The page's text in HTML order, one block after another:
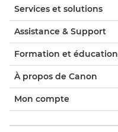
Services et solutions
Assistance & Support
Formation et éducation
À propos de Canon
Mon compte